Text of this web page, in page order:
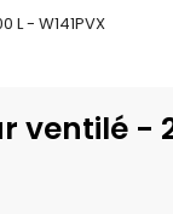
- W141PVX
-